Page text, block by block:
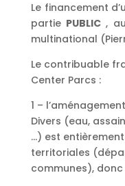
Le financement
partie PUBLIC ,
multinational
Le contribuable
Center Parcs :
1 –
Divers (eau,
…) est
territoriales
communes),